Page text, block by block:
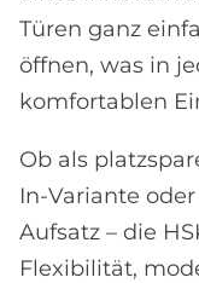
Türen ganz
öffnen, was in
komfortablen
Ob als
In-Variante
Aufsatz – die
Flexibilität,